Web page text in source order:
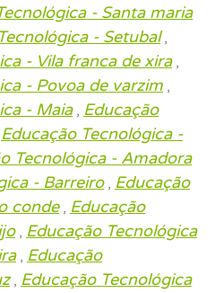
- Santa maria
- Setubal,
- Vila franca de xira,
- Povoa de varzim ,
- Maia, Educação
Educação Tecnológica -
Tecnológica - Amadora
- Barreiro, Educação
conde, Educação
, Educação Tecnológica
, Educação
, Educação Tecnológica